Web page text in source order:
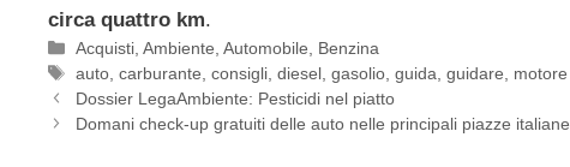
circa quattro km.
Categorie
Acquisti ,Ambiente ,Automobile
Benzina
Tag
auto ,carburante ,consigli ,diesel ,gasolio ,guida ,guidare
motore
Dossier LegaAmbiente: Pesticidi nel piatto
Domani check-up gratuiti delle auto nelle principali piazze italiane